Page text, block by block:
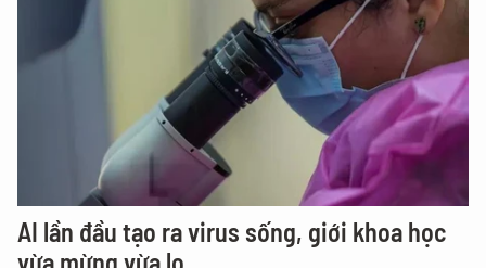
AI lần đầu tạo ra virus sống, giới khoa học